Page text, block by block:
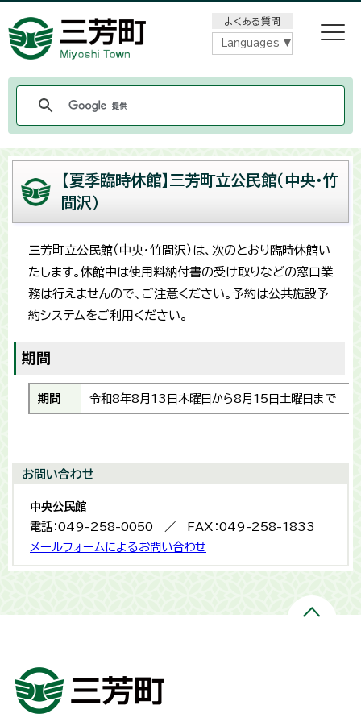
よくある質問
Languages
【夏季臨時休館】三芳町立公民館（中央・竹
間沢）
三芳町立公民館（中央・竹間沢）は、次のとおり臨時休館い
たします。休館中は使用料納付書の受け取りなどの窓口業
務は行えませんので、ご注意ください。予約は公共施設予
約システムをご利用ください。
期間
期間 令和8年8月13日木曜日から8月15日土曜日まで
お問い合わせ
中央公民館
電話：049-258-0050 ／ FAX：049-258-1833
メールフォームによるお問い合わせ